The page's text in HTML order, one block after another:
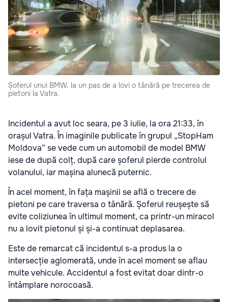
Șoferul unui BMW, la un pas de a lovi o tânără pe trecerea de
pietoni la Vatra.
Incidentul a avut loc seara, pe 3 iulie, la ora 21:33, în
orașul Vatra. În imaginile publicate în grupul „StopHam
Moldova” se vede cum un automobil de model BMW
iese de după colț, după care șoferul pierde controlul
volanului, iar mașina alunecă puternic.
În acel moment, în fața mașinii se află o trecere de
pietoni pe care traversa o tânără. Șoferul reușește să
evite coliziunea în ultimul moment, ca printr-un miracol
nu a lovit pietonul și și-a continuat deplasarea.
Este de remarcat că incidentul s-a produs la o
intersecție aglomerată, unde în acel moment se aflau
multe vehicule. Accidentul a fost evitat doar dintr-o
întâmplare norocoasă.